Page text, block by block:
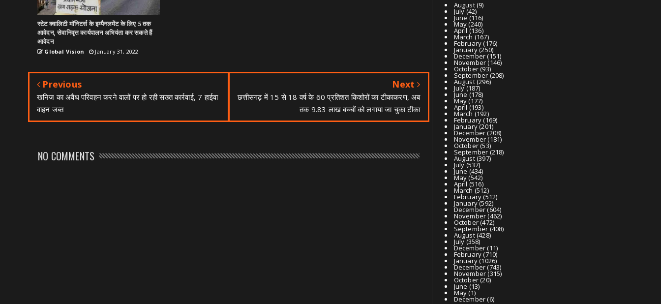
स्टेट क्वालिटी मॉनिटर्स के इम्पैनलमेंट के लिए 5 तक
आवेदन, सेवानिवृत्त कार्यपालन अभियंता कर सकते हैं
आवेदन
Global Vision January 31, 2022
Previous
खनिज का अवैध परिवहन करने वालों पर हो रही सख्त कार्रवाई, 7 हाईवा
वाहन जब्त
Next
छत्तीसगढ़ में 15 से 18 वर्ष के 60 प्रतिशत किशोरों का टीकाकरण, अब
तक 9.83 लाख बच्चों को लगाया जा चुका टीका
NO COMMENTS
August(9)
July(42)
June(116)
May(240)
April (136)
March (167)
February(176)
January(250)
December(151)
November(146)
October(93)
September(208)
August(296)
July(187)
June(178)
May(177)
April (193)
March (192)
February(169)
January(201)
December(208)
November(181)
October(53)
September(218)
August(397)
July(537)
June(434)
May(542)
April (516)
March (512)
February(512)
January(592)
December(604)
November(462)
October(472)
September (408)
August(428)
July(358)
December(11)
February(710)
January(1026)
December(743)
November(315)
October(20)
June (13)
May(1)
December(6)